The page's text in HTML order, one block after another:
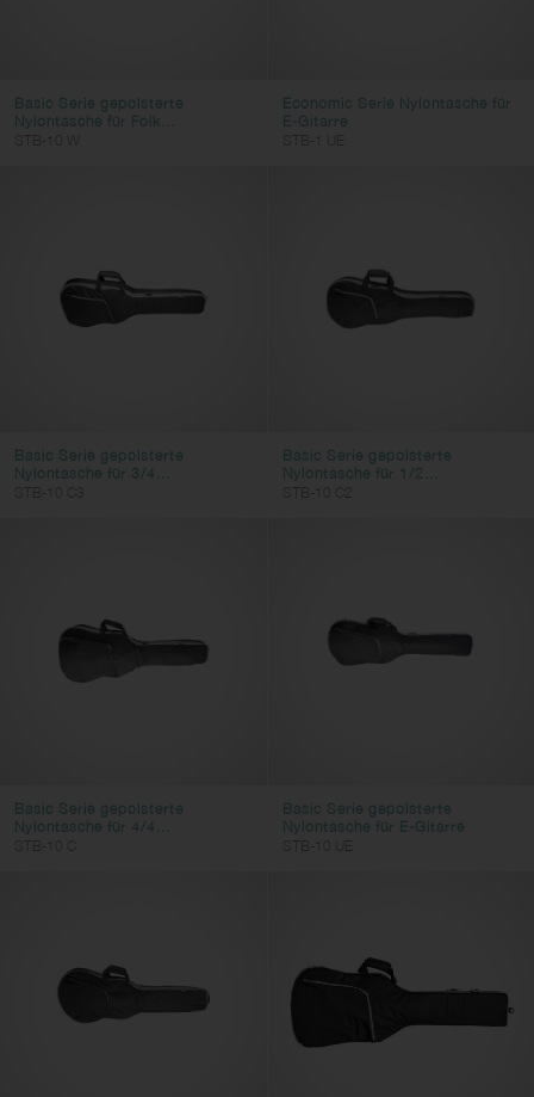
Basic Serie gepolsterte
Nylontasche für Folk...
Economic Serie Nylontasche für
E-Gitarre
Basic Serie gepolsterte
Nylontasche für 3/4...
Basic Serie gepolsterte
Nylontasche für 1/2...
Basic Serie gepolsterte
Nylontasche für 4/4...
Basic Serie gepolsterte
Nylontasche für E-Gitarre